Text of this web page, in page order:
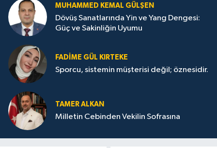
MUHAMMED KEMAL GÜLŞEN
Dövüş Sanatlarında Yin ve Yang Dengesi:
Güç ve Sakinliğin Uyumu
FADIME GÜL KIRTEKE
Sporcu, sistemin müşterisi değil; öznesidir.
TAMER ALKAN
Milletin Cebinden Vekilin Sofrasına